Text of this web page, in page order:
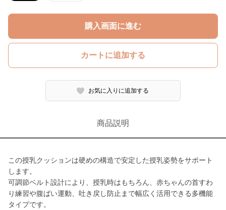
購入画面に進む
カートに追加する
お気に入りに追加する
商品説明
この授乳クッションは硬めの構造で安定した授乳姿勢をサポート
します。
可調節ベルト設計により、授乳時はもちろん、赤ちゃんの首すわ
り練習や腹ばい運動、吐き戻し防止まで幅広く活用できる多機能
タイプです。